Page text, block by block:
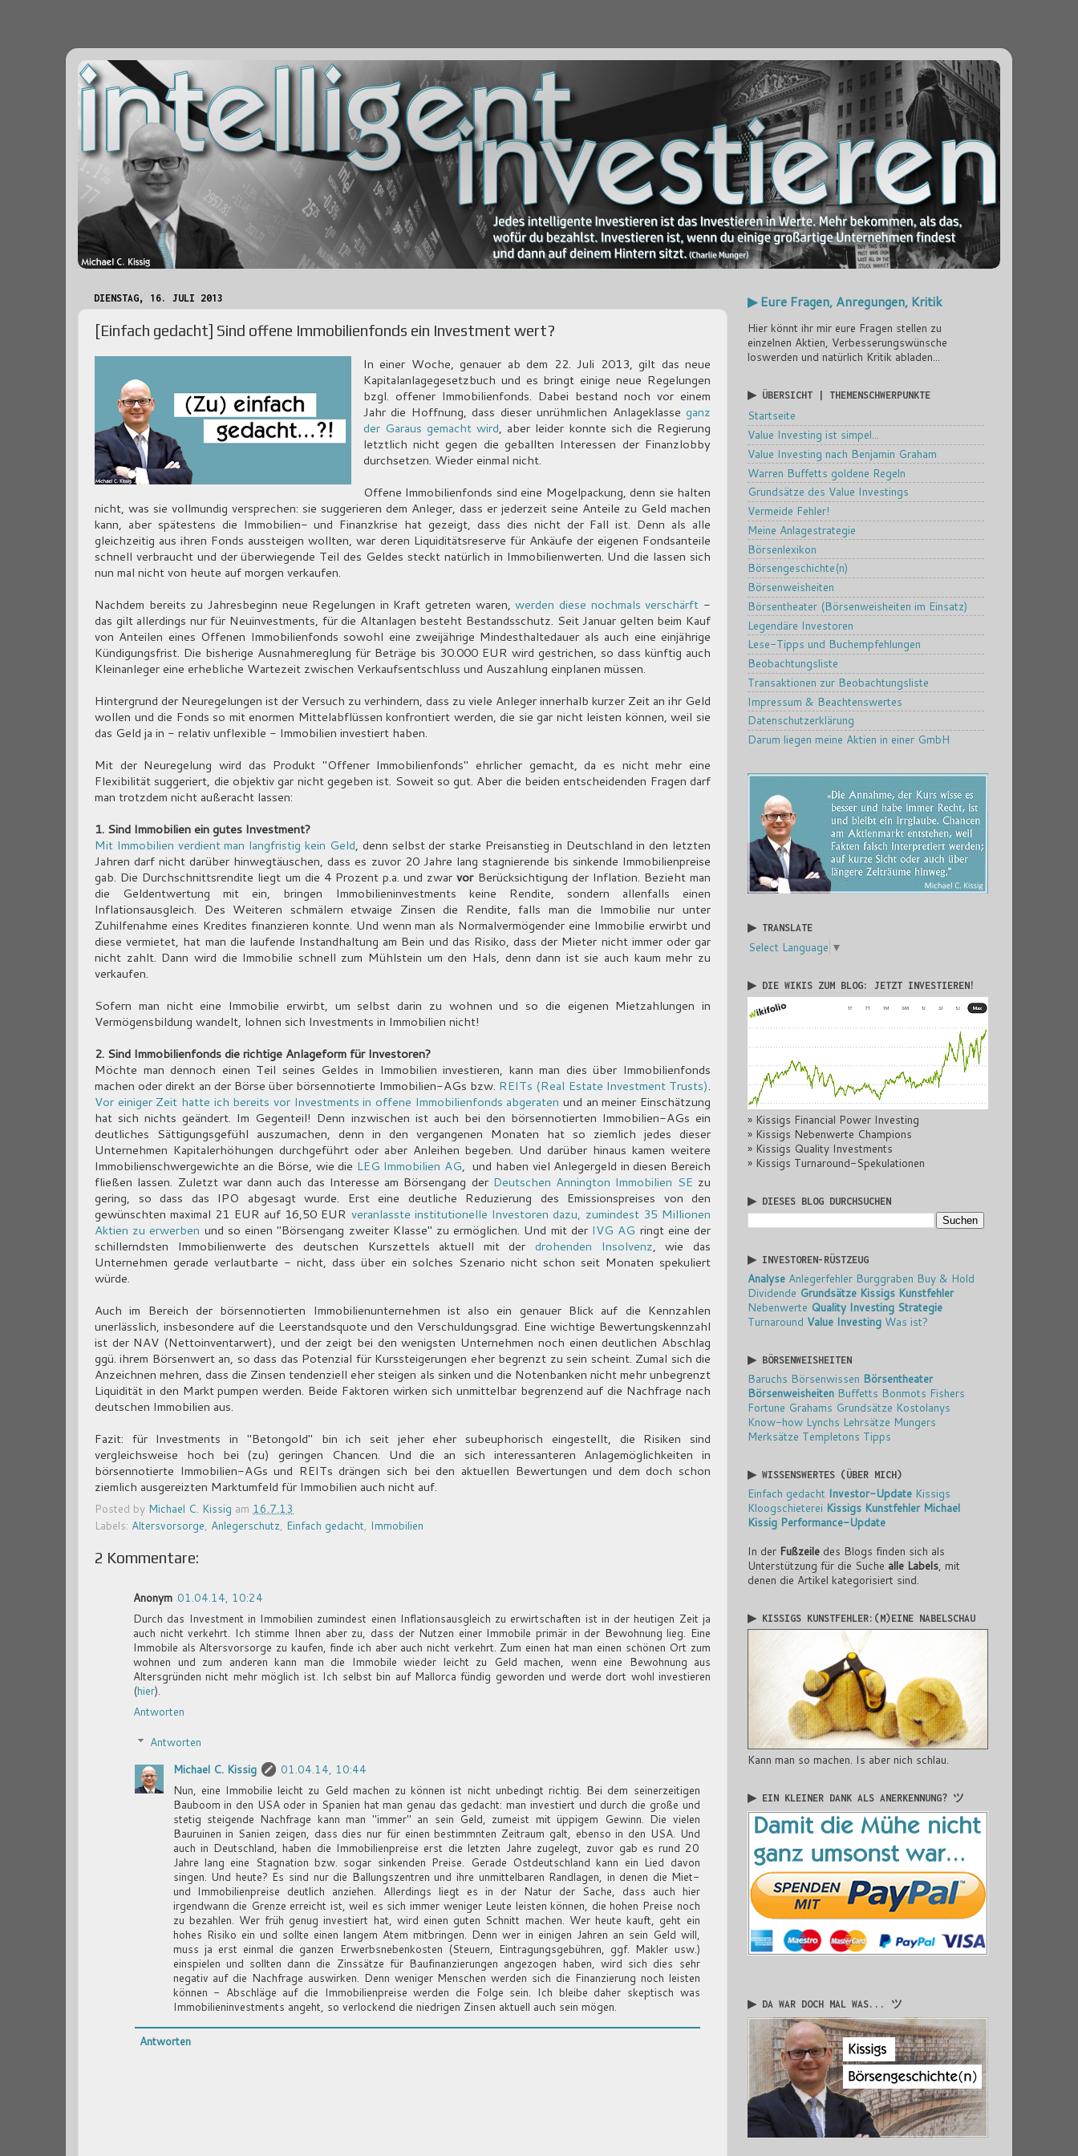
DIENSTAG, 16. JULI 2013
[Einfach gedacht] Sind offene Immobilienfonds ein Investment wert?
In einer Woche, genauer ab dem 22. Juli 2013, gilt das neue
Kapitalanlagegesetzbuch und es bringt einige neue Regelungen
bzgl. offener Immobilienfonds. Dabei bestand noch vor einem
Jahr die Hoffnung, dass dieser unrühmlichen Anlageklasse ganz
der Garaus gemacht wird, aber leider konnte sich die Regierung
letztlich nicht gegen die geballten Interessen der Finanzlobby
durchsetzen. Wieder einmal nicht.
Offene Immobilienfonds sind eine Mogelpackung, denn sie halten
nicht, was sie vollmundig versprechen: sie suggerieren dem Anleger, dass er jederzeit seine Anteile zu Geld machen
kann, aber spätestens die Immobilien- und Finanzkrise hat gezeigt, dass dies nicht der Fall ist. Denn als alle
gleichzeitig aus ihren Fonds aussteigen wollten, war deren Liquiditätsreserve für Ankäufe der eigenen Fondsanteile
schnell verbraucht und der überwiegende Teil des Geldes steckt natürlich in Immobilienwerten. Und die lassen sich
nun mal nicht von heute auf morgen verkaufen.
Nachdem bereits zu Jahresbeginn neue Regelungen in Kraft getreten waren,werden diese nochmals verschärft -
das gilt allerdings nur für Neuinvestments, für die Altanlagen besteht Bestandsschutz. Seit Januar gelten beim Kauf
von Anteilen eines Offenen Immobilienfonds sowohl eine zweijährige Mindesthaltedauer als auch eine einjährige
Kündigungsfrist. Die bisherige Ausnahmereglung für Beträge bis 30.000 EUR wird gestrichen, so dass künftig auch
Kleinanleger eine erhebliche Wartezeit zwischen Verkaufsentschluss und Auszahlung einplanen müssen.
Hintergrund der Neuregelungen ist der Versuch zu verhindern, dass zu viele Anleger innerhalb kurzer Zeit an ihr Geld
wollen und die Fonds so mit enormen Mittelabflüssen konfrontiert werden, die sie gar nicht leisten können, weil sie
das Geld ja in - relativ unflexible - Immobilien investiert haben.
Mit der Neuregelung wird das Produkt "Offener Immobilienfonds" ehrlicher gemacht, da es nicht mehr eine
Flexibilität suggeriert, die objektiv gar nicht gegeben ist. Soweit so gut. Aber die beiden entscheidenden Fragen darf
man trotzdem nicht außeracht lassen:
1. Sind Immobilien ein gutes Investment?
Mit Immobilien verdient man langfristig kein Geld, denn selbst der starke Preisanstieg in Deutschland in den letzten
Jahren darf nicht darüber hinwegtäuschen, dass es zuvor 20 Jahre lang stagnierende bis sinkende Immobilienpreise
gab. Die Durchschnittsrendite liegt um die 4 Prozent p.a. und zwarvorBerücksichtigung der Inflation. Bezieht man
die Geldentwertung mit ein, bringen Immobilieninvestments keine Rendite, sondern allenfalls einen
Inflationsausgleich. Des Weiteren schmälern etwaige Zinsen die Rendite, falls man die Immobilie nur unter
Zuhilfenahme eines Kredites finanzieren konnte. Und wenn man als Normalvermögender eine Immobilie erwirbt und
diese vermietet, hat man die laufende Instandhaltung am Bein und das Risiko, dass der Mieter nicht immer oder gar
nicht zahlt. Dann wird die Immobilie schnell zum Mühlstein um den Hals, denn dann ist sie auch kaum mehr zu
verkaufen.
Sofern man nicht eine Immobilie erwirbt, um selbst darin zu wohnen und so die eigenen Mietzahlungen in
Vermögensbildung wandelt, lohnen sich Investments in Immobilien nicht!
2. Sind Immobilienfonds die richtige Anlageform für Investoren?
Möchte man dennoch einen Teil seines Geldes in Immobilien investieren, kann man dies über Immobilienfonds
machen oder direkt an der Börse über börsennotierte Immobilien-AGs bzw. REITs (Real Estate Investment Trusts).
Vor einiger Zeit hatte ich bereits vor Investments in offene Immobilienfonds abgeraten und an meiner Einschätzung
hat sich nichts geändert. Im Gegenteil! Denn inzwischen ist auch bei den börsennotierten Immobilien-AGs ein
deutliches Sättigungsgefühl auszumachen, denn in den vergangenen Monaten hat so ziemlich jedes dieser
Unternehmen Kapitalerhöhungen durchgeführt oder aber Anleihen begeben. Und darüber hinaus kamen weitere
Immobilienschwergewichte an die Börse, wie die LEG Immobilien AG, und haben viel Anlegergeld in diesen Bereich
fließen lassen. Zuletzt war dann auch das Interesse am Börsengang der Deutschen Annington Immobilien SE zu
gering, so dass das IPO abgesagt wurde. Erst eine deutliche Reduzierung des Emissionspreises von den
gewünschten maximal 21 EUR auf 16,50 EUR veranlasste institutionelle Investoren dazu, zumindest 35 Millionen
Aktien zu erwerben und so einen "Börsengang zweiter Klasse" zu ermöglichen. Und mit der IVG AG ringt eine der
schillerndsten Immobilienwerte des deutschen Kurszettels aktuell mit derdrohenden Insolvenz, wie das
Unternehmen gerade verlautbarte - nicht, dass über ein solches Szenario nicht schon seit Monaten spekuliert
würde.
Auch im Bereich der börsennotierten Immobilienunternehmen ist also ein genauer Blick auf die Kennzahlen
unerlässlich, insbesondere auf die Leerstandsquote und den Verschuldungsgrad. Eine wichtige Bewertungskennzahl
ist der NAV (Nettoinventarwert), und der zeigt bei den wenigsten Unternehmen noch einen deutlichen Abschlag
ggü. ihrem Börsenwert an, so dass das Potenzial für Kurssteigerungen eher begrenzt zu sein scheint. Zumal sich die
Anzeichnen mehren, dass die Zinsen tendenziell eher steigen als sinken und die Notenbanken nicht mehr unbegrenzt
Liquidität in den Markt pumpen werden. Beide Faktoren wirken sich unmittelbar begrenzend auf die Nachfrage nach
deutschen Immobilien aus.
Fazit: für Investments in "Betongold" bin ich seit jeher eher subeuphorisch eingestellt, die Risiken sind
vergleichsweise hoch bei (zu) geringen Chancen. Und die an sich interessanteren Anlagemöglichkeiten in
börsennotierte Immobilien-AGs und REITs drängen sich bei den aktuellen Bewertungen und dem doch schon
ziemlich ausgereizten Marktumfeld für Immobilien auch nicht auf.
Posted by Michael C. Kissig am 16.7.13
Labels: Altersvorsorge, Anlegerschutz, Einfach gedacht, Immobilien
2 Kommentare:
Anonym 01.04.14, 10:24
Durch das Investment in Immobilien zumindest einen Inflationsausgleich zu erwirtschaften ist in der heutigen Zeit ja
auch nicht verkehrt. Ich stimme Ihnen aber zu, dass der Nutzen einer Immobile primär in der Bewohnung lieg. Eine
Immobile als Altersvorsorge zu kaufen, finde ich aber auch nicht verkehrt. Zum einen hat man einen schönen Ort zum
wohnen und zum anderen kann man die Immobile wieder leicht zu Geld machen, wenn eine Bewohnung aus
Altersgründen nicht mehr möglich ist. Ich selbst bin auf Mallorca fündig geworden und werde dort wohl investieren
(hier).
Antworten
Antworten
Michael C. Kissig
01.04.14, 10:44
Nun, eine Immobilie leicht zu Geld machen zu können ist nicht unbedingt richtig. Bei dem seinerzeitigen
Bauboom in den USA oder in Spanien hat man genau das gedacht: man investiert und durch die große und
stetig steigende Nachfrage kann man "immer" an sein Geld, zumeist mit üppigem Gewinn. Die vielen
Bauruinen in Sanien zeigen, dass dies nur für einen bestimmnten Zeitraum galt, ebenso in den USA. Und
auch in Deutschland, haben die Immobilienpreise erst die letzten Jahre zugelegt, zuvor gab es rund 20
Jahre lang eine Stagnation bzw. sogar sinkenden Preise. Gerade Ostdeutschland kann ein Lied davon
singen. Und heute? Es sind nur die Ballungszentren und ihre unmittelbaren Randlagen, in denen die Miet-
und Immobilienpreise deutlich anziehen. Allerdings liegt es in der Natur der Sache, dass auch hier
irgendwann die Grenze erreicht ist, weil es sich immer weniger Leute leisten können, die hohen Preise noch
zu bezahlen. Wer früh genug investiert hat, wird einen guten Schnitt machen. Wer heute kauft, geht ein
hohes Risiko ein und sollte einen langem Atem mitbringen. Denn wer in einigen Jahren an sein Geld will,
muss ja erst einmal die ganzen Erwerbsnebenkosten (Steuern, Eintragungsgebühren, ggf. Makler usw.)
einspielen und sollten dann die Zinssätze für Baufinanzierungen angezogen haben, wird sich dies sehr
negativ auf die Nachfrage auswirken. Denn weniger Menschen werden sich die Finanzierung noch leisten
können - Abschläge auf die Immobilienpreise werden die Folge sein. Ich bleibe daher skeptisch was
Immobilieninvestments angeht, so verlockend die niedrigen Zinsen aktuell auch sein mögen.
Antworten
▶ Eure Fragen, Anregungen, Kritik
Hier könnt ihr mir eure Fragen stellen zu
einzelnen Aktien, Verbesserungswünsche
loswerden und natürlich Kritik abladen...
▶ ÜBERSICHT | THEMENSCHWERPUNKTE
Startseite
Value Investing ist simpel...
Value Investing nach Benjamin Graham
Warren Buffetts goldene Regeln
Grundsätze des Value Investings
Vermeide Fehler!
Meine Anlagestrategie
Börsenlexikon
Börsengeschichte(n)
Börsenweisheiten
Börsentheater (Börsenweisheiten im Einsatz)
Legendäre Investoren
Lese-Tipps und Buchempfehlungen
Beobachtungsliste
Transaktionen zur Beobachtungsliste
Impressum & Beachtenswertes
Datenschutzerklärung
Darum liegen meine Aktien in einer GmbH
▶ TRANSLATE
Select Language ▼
▶ DIE WIKIS ZUM BLOG: JETZT INVESTIEREN!
» Kissigs Financial Power Investing
» Kissigs Nebenwerte Champions
» Kissigs Quality Investments
» Kissigs Turnaround-Spekulationen
▶ DIESES BLOG DURCHSUCHEN
▶ INVESTOREN-RÜSTZEUG
Analyse Anlegerfehler Burggraben Buy & Hold
Dividende Grundsätze Kissigs Kunstfehler
Nebenwerte Quality Investing Strategie
Turnaround Value Investing Was ist?
▶ BÖRSENWEISHEITEN
Baruchs Börsenwissen Börsentheater
Börsenweisheiten Buffetts Bonmots Fishers
Fortune Grahams Grundsätze Kostolanys
Know-how Lynchs Lehrsätze Mungers
Merksätze Templetons Tipps
▶ WISSENSWERTES (ÜBER MICH)
Einfach gedacht Investor-Update Kissigs
Kloogschieterei Kissigs Kunstfehler Michael
Kissig Performance-Update
In der Fußzeile des Blogs finden sich als
Unterstützung für die Suche alle Labels , mit
denen die Artikel kategorisiert sind.
▶ KISSIGS KUNSTFEHLER:(M)EINE NABELSCHAU
Kann man so machen. Is aber nich schlau.
▶ EIN KLEINER DANK ALS ANERKENNUNG? ツ
▶ DA WAR DOCH MAL WAS... ツ